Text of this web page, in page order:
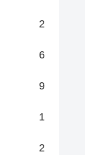
2
6
9
1
2